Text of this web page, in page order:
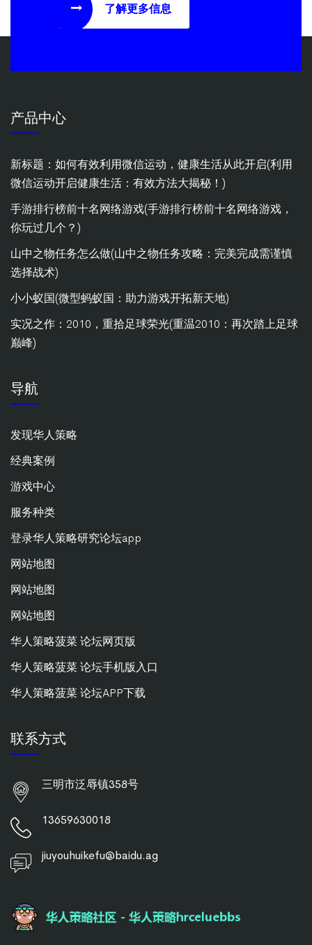
了解更多信息
产品中心
新标题：如何有效利用微信运动，健康生活从此开启(利用
微信运动开启健康生活：有效方法大揭秘！)
手游排行榜前十名网络游戏(手游排行榜前十名网络游戏，
你玩过几个？)
山中之物任务怎么做(山中之物任务攻略：完美完成需谨慎
选择战术)
小小蚁国(微型蚂蚁国：助力游戏开拓新天地)
实况之作：2010，重拾足球荣光(重温2010：再次踏上足球
巅峰)
导航
发现华人策略
经典案例
游戏中心
服务种类
登录华人策略研究论坛app
网站地图
网站地图
网站地图
华人策略菠菜 论坛网页版
华人策略菠菜 论坛手机版入口
华人策略菠菜 论坛APP下载
联系方式
三明市泛辱镇358号
13659630018
jiuyouhuikefu@baidu.ag